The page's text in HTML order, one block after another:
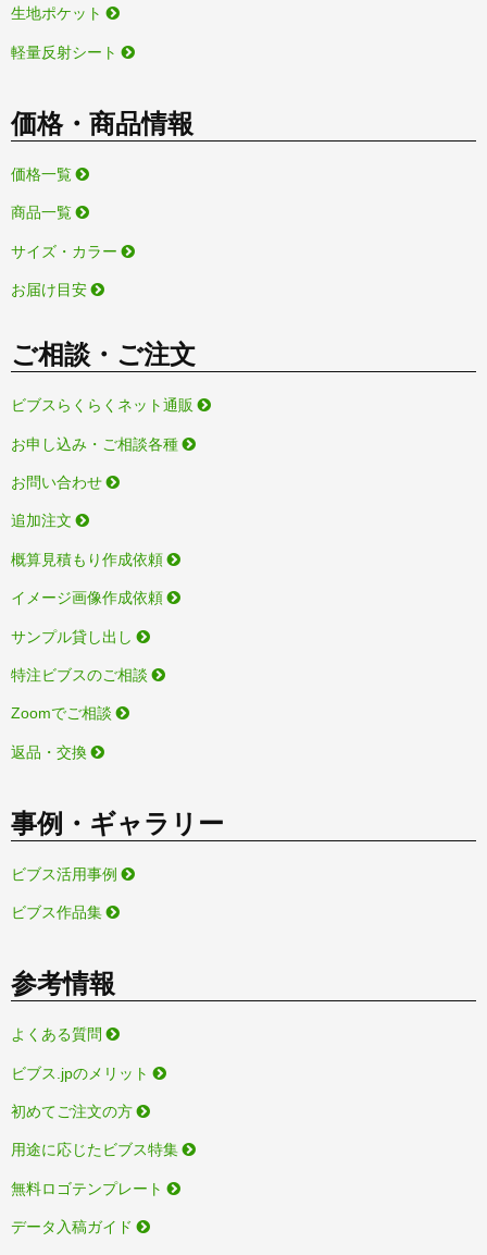
生地ポケット
軽量反射シート
価格・商品情報
価格一覧
商品一覧
サイズ・カラー
お届け目安
ご相談・ご注文
ビブスらくらくネット通販
お申し込み・ご相談各種
お問い合わせ
追加注文
概算見積もり作成依頼
イメージ画像作成依頼
サンプル貸し出し
特注ビブスのご相談
Zoomでご相談
返品・交換
事例・ギャラリー
ビブス活用事例
ビブス作品集
参考情報
よくある質問
ビブス.jpのメリット
初めてご注文の方
用途に応じたビブス特集
無料ロゴテンプレート
データ入稿ガイド